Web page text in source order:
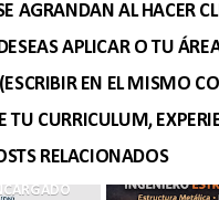
AGRANDAN AL HACER
APLICAR O TU
EN EL MISMO
TU CURRICULUM,
RELACIONADOS